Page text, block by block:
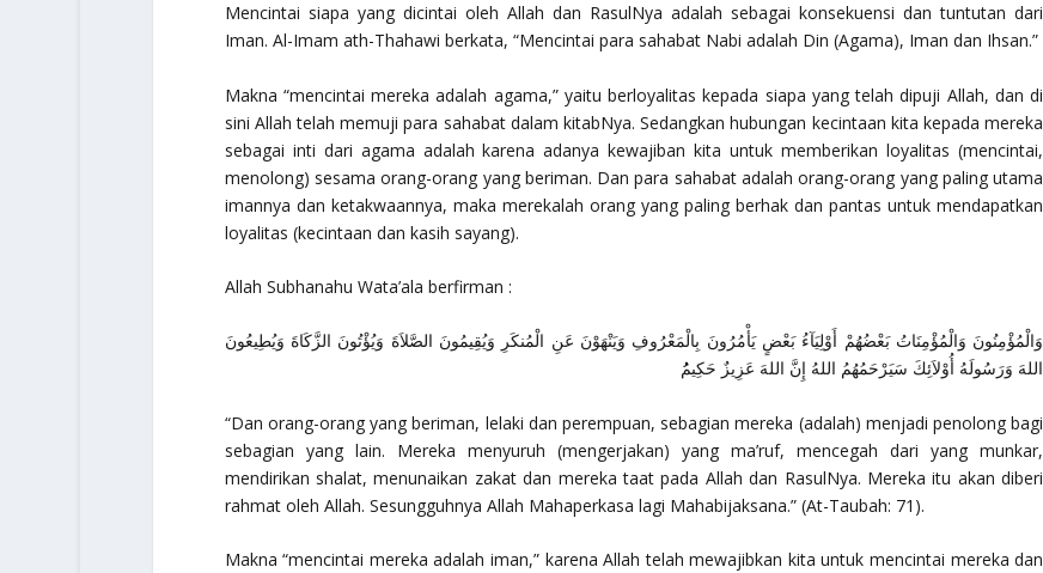
Mencintai siapa yang dicintai oleh Allah dan RasulNya adalah sebagai konsekuensi dan tuntutan dari
Iman. Al-Imam ath-Thahawi berkata, “Mencintai para sahabat Nabi adalah Din (Agama), Iman dan Ihsan.”
Makna “mencintai mereka adalah agama,” yaitu berloyalitas kepada siapa yang telah dipuji Allah, dan di
sini Allah telah memuji para sahabat dalam kitabNya. Sedangkan hubungan kecintaan kita kepada mereka
sebagai inti dari agama adalah karena adanya kewajiban kita untuk memberikan loyalitas (mencintai,
menolong) sesama orang-orang yang beriman. Dan para sahabat adalah orang-orang yang paling utama
imannya dan ketakwaannya, maka merekalah orang yang paling berhak dan pantas untuk mendapatkan
loyalitas (kecintaan dan kasih sayang).
Allah Subhanahu Wata’ala berfirman :
وَالْمُؤْمِنُونَ وَالْمُؤْمِنَاتُ بَعْضُهُمْ أَوْلِيَآءُ بَعْضٍ يَأْمُرُونَ بِالْمَعْرُوفِ وَيَنْهَوْنَ عَنِ الْمُنكَرِ وَيُقِيمُونَ الصَّلاَةَ وَيُؤْتُونَ الزَّكَاةَ وَيُطِيعُونَ
اللهَ وَرَسُولَهُ أُوْلاَئِكَ سَيَرْحَمُهُمُ اللهُ إِنَّ اللهَ عَزِيزٌ حَكِيمُُ
“Dan orang-orang yang beriman, lelaki dan perempuan, sebagian mereka (adalah) menjadi penolong bagi
sebagian yang lain. Mereka menyuruh (mengerjakan) yang ma’ruf, mencegah dari yang munkar,
mendirikan shalat, menunaikan zakat dan mereka taat pada Allah dan RasulNya. Mereka itu akan diberi
rahmat oleh Allah. Sesungguhnya Allah Mahaperkasa lagi Mahabijaksana.”(At-Taubah: 71).
Makna “mencintai mereka adalah iman,” karena Allah telah mewajibkan kita untuk mencintai mereka dan